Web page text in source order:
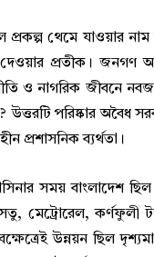
প্রকল্প থেমে যাওয়ার
দেওয়ার প্রতীক।
ও নাগরিক জীবনে
পরিষ্কার অবৈধ
প্রশাসনিক ব্যর্থতা।
সময় বাংলাদেশ
মেট্রোরেল, কর্ণফুলী
উন্নয়ন ছিল